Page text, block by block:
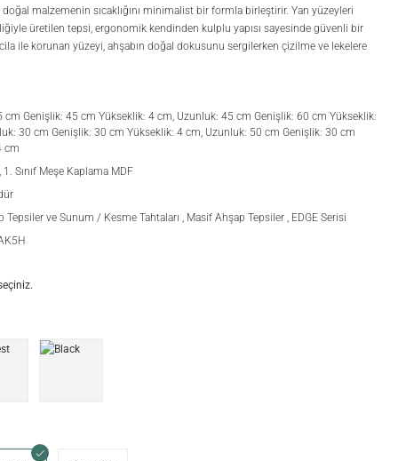
malzemenin sıcaklığını minimalist bir formla birleştirir. Yan yüzeyleri
üretilen tepsi, ergonomik kendinden kulplu yapısı sayesinde güvenli bir
ile korunan yüzeyi, ahşabın doğal dokusunu sergilerken çizilme ve lekelere
cm Genişlik: 45 cm Yükseklik: 4 cm, Uzunluk: 45 cm Genişlik: 60 cm Yükseklik:
30 cm Genişlik: 30 cm Yükseklik: 4 cm, Uzunluk: 50 cm Genişlik: 30 cm
cm
Sınıf Meşe Kaplama MDF
Tepsiler ve Sunum / Kesme Tahtaları , Masif Ahşap Tepsiler , EDGE Serisi